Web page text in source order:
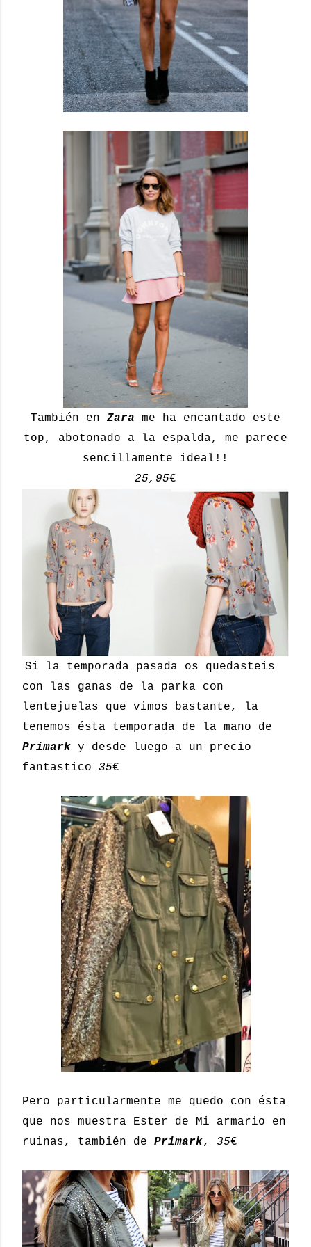
También en Zara me ha encantado este
top, abotonado a la espalda, me parece
sencillamente ideal!!
25,95€
Si la temporada pasada os quedasteis
con las ganas de la parka con
lentejuelas que vimos bastante, la
tenemos ésta temporada de la mano de
Primark y desde luego a un precio
fantastico 35€
Pero particularmente me quedo con ésta
que nos muestra Ester de Mi armario en
ruinas, también de Primark, 35€